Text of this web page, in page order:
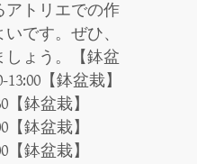
アトリエでの作
です。ぜひ、
しょう。【鉢盆
【鉢盆栽】
【鉢盆栽】
【鉢盆栽】
【鉢盆栽】